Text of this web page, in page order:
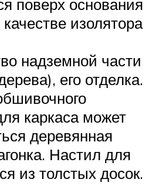
поверх основания
изолятора
надземной части
его отделка.
каркаса может
деревянная
Настил для
из толстых досок.